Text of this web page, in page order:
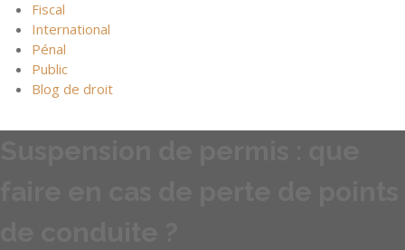
Fiscal
International
Pénal
Public
Blog de droit